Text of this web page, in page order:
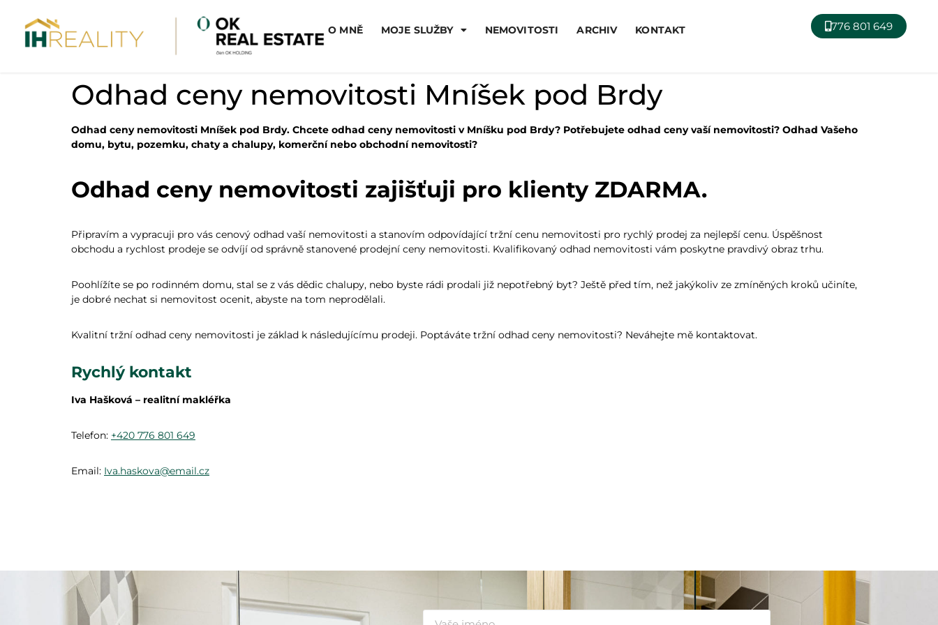
O MNĚ MOJE SLUŽBY NEMOVITOSTI ARCHIV KONTAKT 776 801 649
Odhad ceny nemovitosti Mníšek pod Brdy
Odhad ceny nemovitosti Mníšek pod Brdy. Chcete odhad ceny nemovitosti v Mníšku pod Brdy? Potřebujete odhad ceny vaší nemovitosti? Odhad Vašeho
domu, bytu, pozemku, chaty a chalupy, komerční nebo obchodní nemovitosti?
Odhad ceny nemovitosti zajišťuji pro klienty ZDARMA.
Připravím a vypracuji pro vás cenový odhad vaší nemovitosti a stanovím odpovídající tržní cenu nemovitosti pro rychlý prodej za nejlepší cenu. Úspěšnost
obchodu a rychlost prodeje se odvíjí od správně stanovené prodejní ceny nemovitosti. Kvalifikovaný odhad nemovitosti vám poskytne pravdivý obraz trhu.
Poohlížíte se po rodinném domu, stal se z vás dědic chalupy, nebo byste rádi prodali již nepotřebný byt? Ještě před tím, než jakýkoliv ze zmíněných kroků učiníte,
je dobré nechat si nemovitost ocenit, abyste na tom neprodělali.
Kvalitní tržní odhad ceny nemovitosti je základ k následujícímu prodeji. Poptáváte tržní odhad ceny nemovitosti? Neváhejte mě kontaktovat.
Rychlý kontakt
Iva Hašková – realitní makléřka
Telefon: +420 776 801 649
Email: Iva.haskova@email.cz